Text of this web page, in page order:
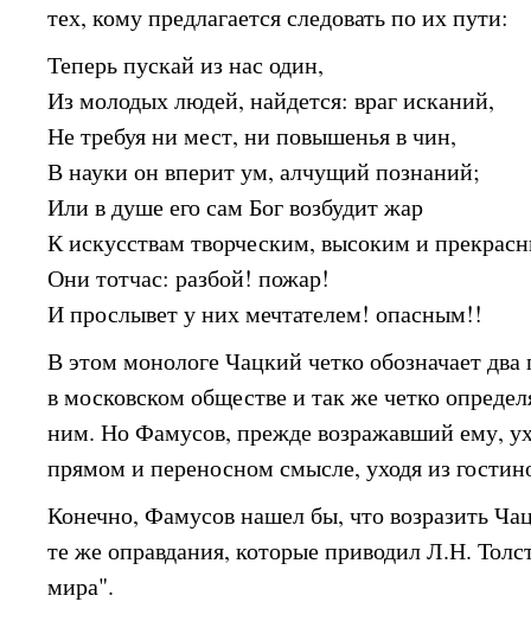
тех, кому предлагается следовать по их пути:
Теперь пускай из нас один,
Из молодых людей, найдется: враг исканий,
Не требуя ни мест, ни повышенья в чин,
В науки он вперит ум, алчущий познаний;
Или в душе его сам Бог возбудит жар
К искусствам творческим, высоким и
Они тотчас: разбой! пожар!
И прослывет у них мечтателем! опасным!!
В этом монологе Чацкий четко обозначает
в московском обществе и так же четко
ним. Но Фамусов, прежде возражавший ему,
прямом и переносном смысле, уходя из
Конечно, Фамусов нашел бы, что возразить
те же оправдания, которые приводил Л.Н.
мира".